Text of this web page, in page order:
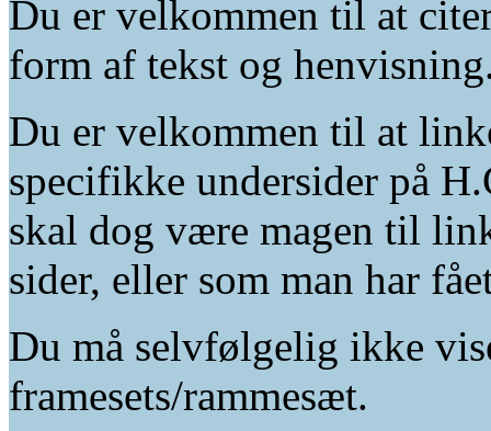
Du er velkommen til at
form af tekst og
Du er velkommen til at
specifikke undersider på
skal dog være magen til
sider, eller som man har
Du må selvfølgelig ikke
framesets/rammesæt.